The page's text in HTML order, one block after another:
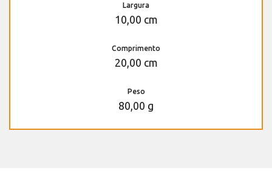
Largura
10,00 cm
Comprimento
20,00 cm
Peso
80,00 g